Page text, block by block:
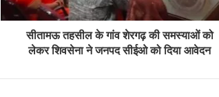
सीतामऊ तहसील के गांव शेरगढ़ की समस्याओं को
लेकर शिवसेना ने जनपद सीईओ को दिया आवेदन